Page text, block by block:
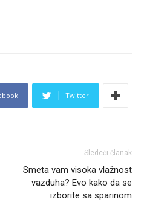
Twitter
Sledeći članak
Smeta vam visoka vlažnost
vazduha? Evo kako da se
izborite sa sparinom